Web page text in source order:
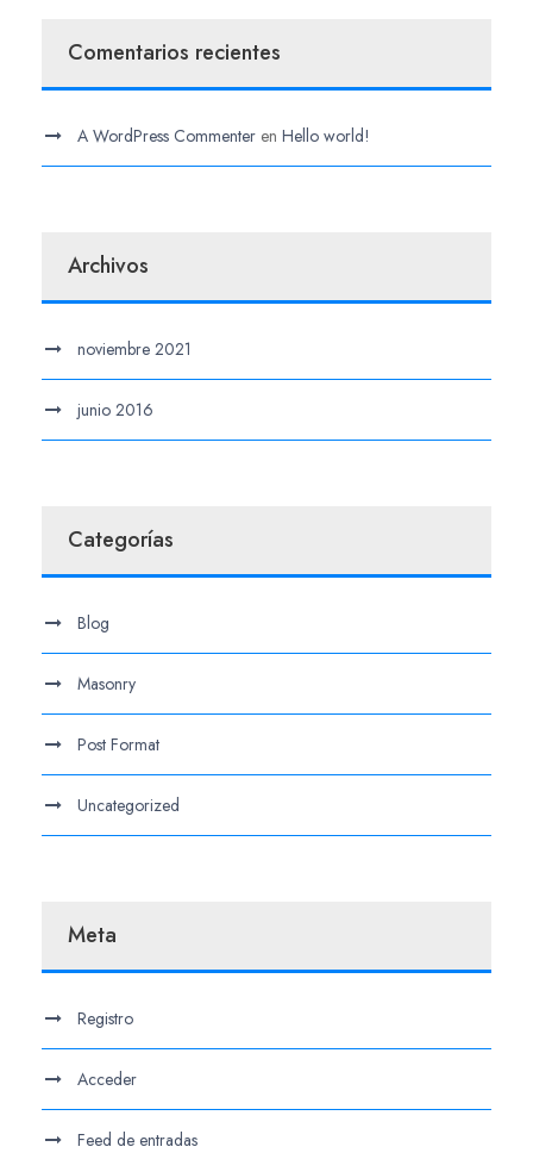
Comentarios recientes
A WordPress Commenter en Hello world!
Archivos
noviembre 2021
junio 2016
Categorías
Blog
Masonry
Post Format
Uncategorized
Meta
Registro
Acceder
Feed de entradas